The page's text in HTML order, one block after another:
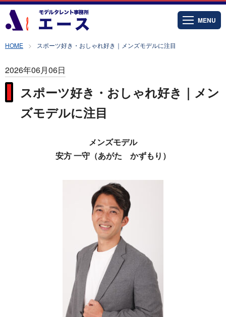
MENU
HOME スポーツ好き・おしゃれ好き｜メンズモデルに注目
2026年06月06日
スポーツ好き・おしゃれ好き｜メン
ズモデルに注目
メンズモデル
安方 一守（あがた かずもり）